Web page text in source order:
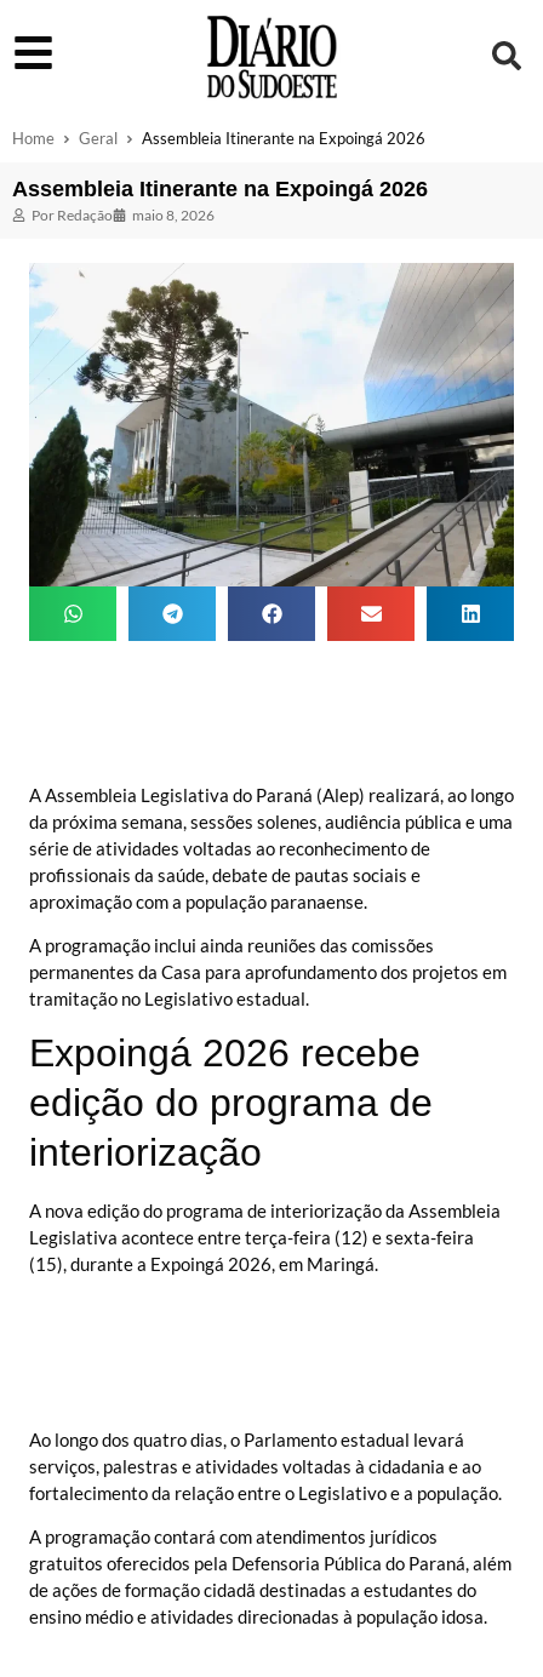
Home Geral Assembleia Itinerante na Expoingá 2026
Assembleia Itinerante na Expoingá 2026
Por Redação maio 8, 2026
A Assembleia Legislativa do Paraná (Alep) realizará, ao longo
da próxima semana, sessões solenes, audiência pública e uma
série de atividades voltadas ao reconhecimento de
profissionais da saúde, debate de pautas sociais e
aproximação com a população paranaense.
A programação inclui ainda reuniões das comissões
permanentes da Casa para aprofundamento dos projetos em
tramitação no Legislativo estadual.
Expoingá 2026 recebe
edição do programa de
interiorização
A nova edição do programa de interiorização da Assembleia
Legislativa acontece entre terça-feira (12) e sexta-feira
(15), durante a Expoingá 2026, em Maringá.
Ao longo dos quatro dias, o Parlamento estadual levará
serviços, palestras e atividades voltadas à cidadania e ao
fortalecimento da relação entre o Legislativo e a população.
A programação contará com atendimentos jurídicos
gratuitos oferecidos pela Defensoria Pública do Paraná, além
de ações de formação cidadã destinadas a estudantes do
ensino médio e atividades direcionadas à população idosa.